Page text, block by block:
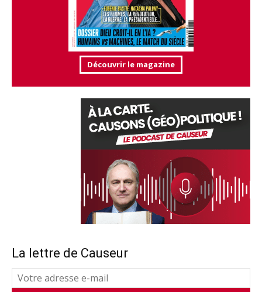
Découvrir le magazine
La lettre de Causeur